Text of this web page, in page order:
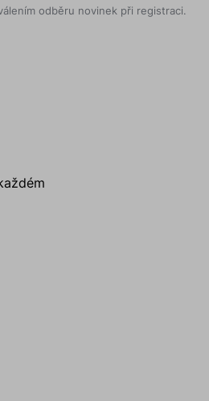
odběru novinek při registraci.